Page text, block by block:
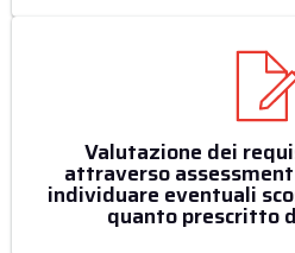
Valutazione dei
attraverso
individuare eventuali
quanto prescritto